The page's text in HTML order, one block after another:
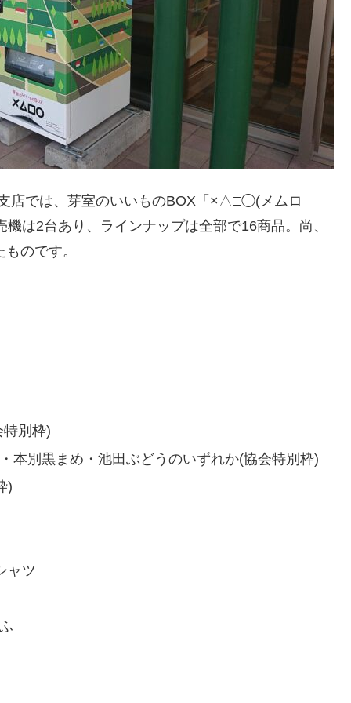
店では、芽室のいいものBOX「×△□◯(メムロ
は2台あり、ラインナップは全部で16商品。尚、
のです。
別枠)
本別黒まめ・池田ぶどうのいずれか(協会特別枠)
)
ャツ